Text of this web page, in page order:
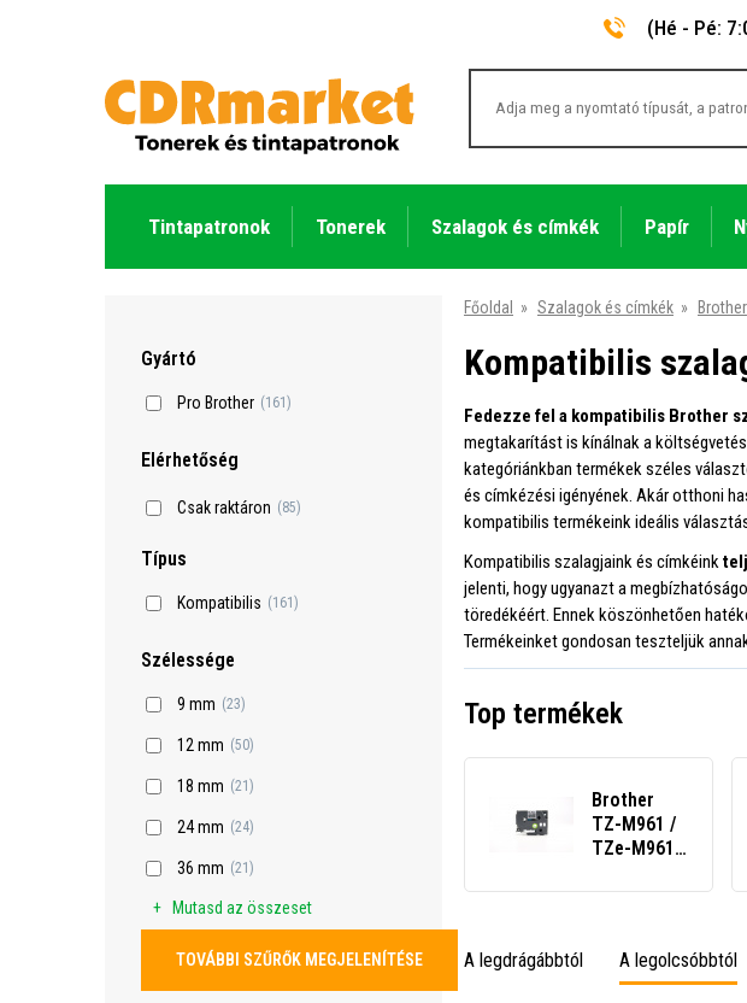
(Hé - Pé:
Tintapatronok Tonerek Szalagok és címkék Papír
Gyártó
Pro Brother (161)
Elérhetőség
Csak raktáron (85)
Típus
Kompatibilis (161)
Szélessége
9 mm (23)
12 mm (50)
18 mm (21)
24 mm (24)
36 mm (21)
Mutasd az összeset
TOVÁBBI SZŰRŐK MEGJELENÍTÉSE
Főoldal » Szalagok és címkék » Brother
Kompatibilis
Fedezze fel a kompatibilis Brother
megtakarítást is kínálnak a
kategóriánkban termékek széles
és címkézési igényének. Akár otthoni
kompatibilis termékeink ideális
Kompatibilis szalagjaink és címkéink
jelenti, hogy ugyanazt a
töredékéért. Ennek köszönhetően
Termékeinket gondosan teszteljük
Top termékek
Brother
TZ-M961 /
TZe-M961,
fekete
alapon,
kompatibilis
A legdrágábbtól
A legolcsóbbtól